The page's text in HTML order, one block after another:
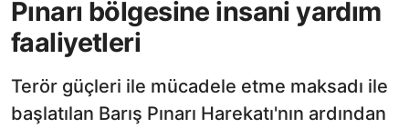
Pınarı bölgesine insani yardım
faaliyetleri
Terör güçleri ile mücadele etme maksadı ile
başlatılan Barış Pınarı Harekatı'nın ardından